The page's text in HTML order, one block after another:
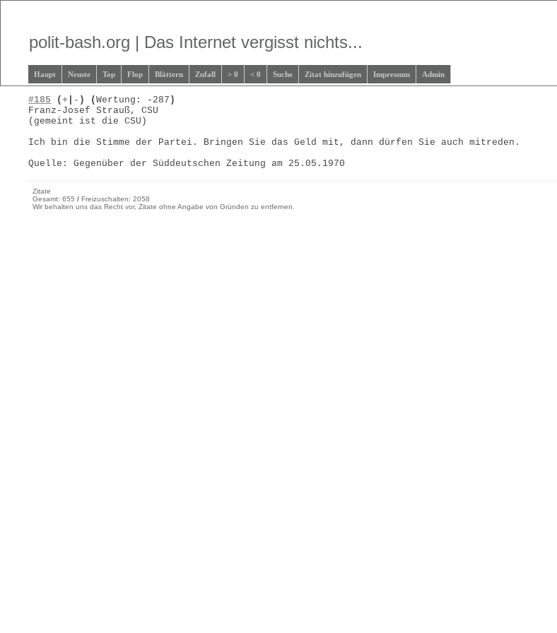
polit-bash.org | Das Internet vergisst nichts...
Haupt Neuste Top Flop Blättern Zufall > 0 < 0 Suche Zitat hinzufügen Impressum Admin
#185 (+ - ) (Wertung: -287 )
Franz-Josef Strauß, CSU
(gemeint ist die CSU)
Ich bin die Stimme der Partei. Bringen Sie das Geld mit, dann dürfen Sie auch mitreden.
Quelle: Gegenüber der Süddeutschen Zeitung am 25.05.1970
Zitate
Gesamt: 655/ Freizuschalten: 2058
Wir behalten uns das Recht vor, Zitate ohne Angabe von Gründen zu entfernen.